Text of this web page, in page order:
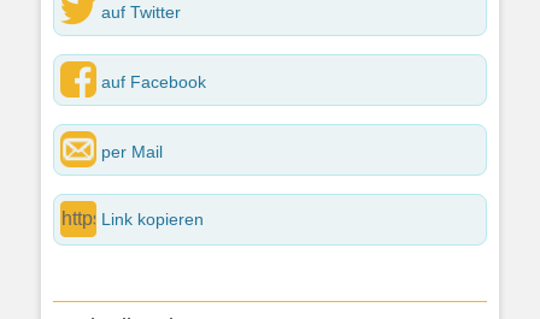
auf Twitter
auf Facebook
per Mail
Link kopieren